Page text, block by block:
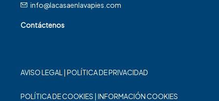
info@lacasaenlavapies.com
Contáctenos
AVISO LEGAL | POLÍTICA DE PRIVACIDAD
POLÍTICA DE COOKIES | INFORMACIÓN COOKIES